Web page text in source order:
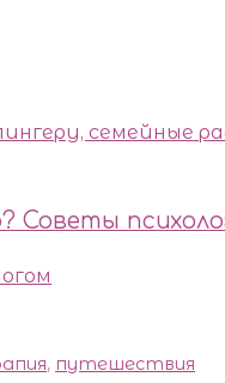
семейные
Советы
, путешествия